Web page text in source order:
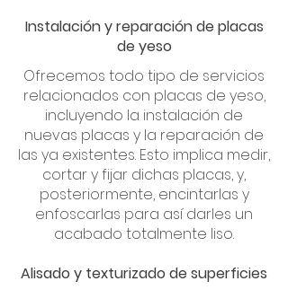
Instalación y reparación de placas
de yeso
Ofrecemos todo tipo de servicios
relacionados con placas de yeso,
incluyendo la instalación de
nuevas placas y la reparación de
las ya existentes. Esto implica medir,
cortar y fijar dichas placas, y,
posteriormente, encintarlas y
enfoscarlas para así darles un
acabado totalmente liso.
Alisado y texturizado de superficies